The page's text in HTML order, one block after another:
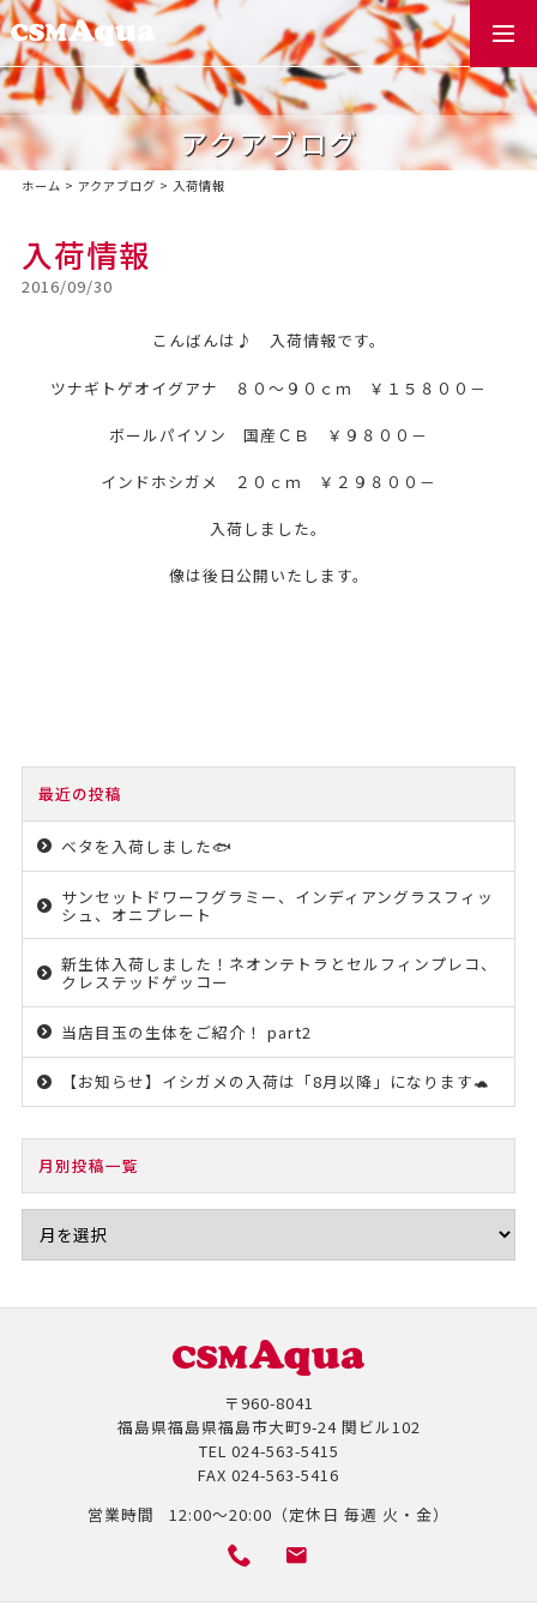
アクアブログ
ホーム > アクアブログ > 入荷情報
入荷情報
2016/09/30
こんばんは♪ 入荷情報です。
ツナギトゲオイグアナ ８０～９０ｃｍ ￥１５８００－
ボールパイソン 国産ＣＢ ￥９８００－
インドホシガメ ２０ｃｍ ￥２９８００－
入荷しました。
像は後日公開いたします。
最近の投稿
ベタを入荷しました🐟
サンセットドワーフグラミー、インディアングラスフィッ
シュ、オニプレート
新生体入荷しました！ネオンテトラとセルフィンプレコ、
クレステッドゲッコー
当店目玉の生体をご紹介！ part2
【お知らせ】イシガメの入荷は「8月以降」になります🐢
月別投稿一覧
〒960-8041
福島県福島県福島市大町9-24 関ビル102
TEL 024-563-5415
FAX 024-563-5416
営業時間
12:00～20:00（定休日 毎週 火・金）